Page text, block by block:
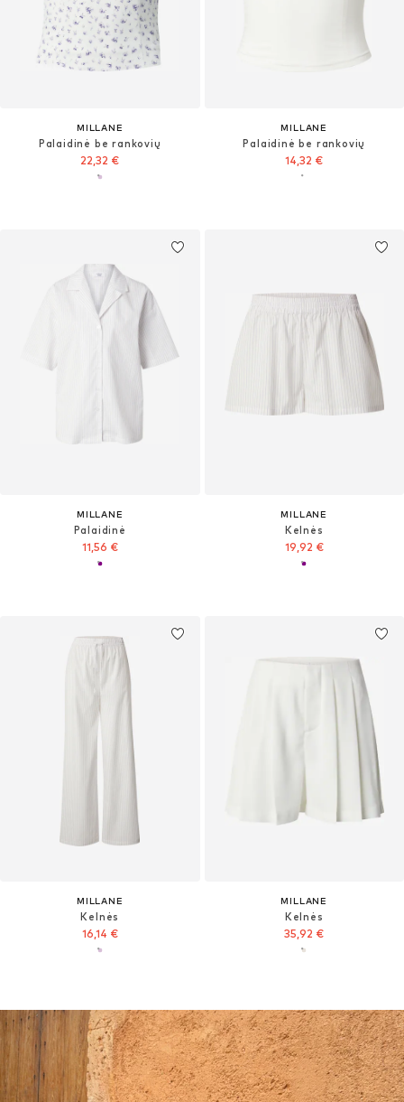
MILLANE
Palaidinė be rankovių
22,32 €
MILLANE
Palaidinė be rankovių
14,32 €
MILLANE
Palaidinė
11,56 €
MILLANE
Kelnės
19,92 €
MILLANE
Kelnės
16,14 €
MILLANE
Kelnės
35,92 €